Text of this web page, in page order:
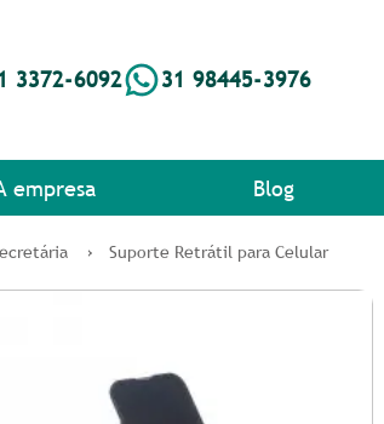
3372-6092 31 98445-3976
empresa Blog
Suporte Retrátil para Celular